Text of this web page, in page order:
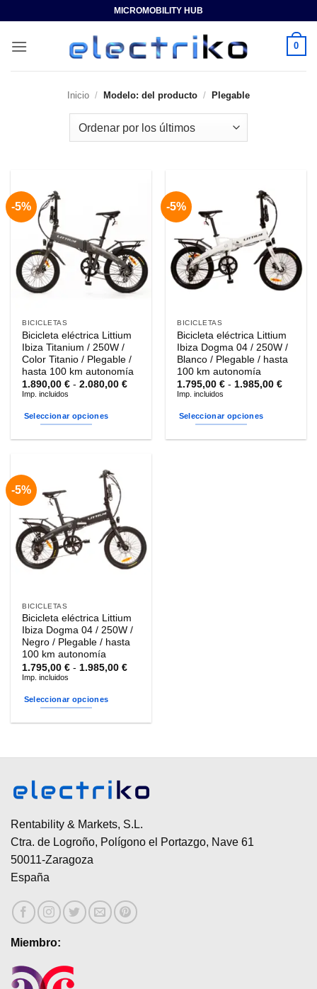
contenido
MICROMOBILITY HUB
0
Inicio / Modelo: del producto / Plegable
-5%
BICICLETAS
Bicicleta eléctrica Littium
Ibiza Titanium / 250W /
Color Titanio / Plegable /
hasta 100 km autonomía
1.890,00€ - 2.080,00€Rango
2.080,00 €
Imp. incluidos
Seleccionar opciones
múltiples
variantes.
Las
opciones
se
pueden
elegir
página
de
producto
-5%
BICICLETAS
Bicicleta eléctrica Littium
Ibiza Dogma 04 / 250W /
Blanco / Plegable / hasta
100 km autonomía
1.795,00€ - 1.985,00€Rango
Imp. incluidos
Seleccionar opciones
-5%
BICICLETAS
Bicicleta eléctrica Littium
Ibiza Dogma 04 / 250W /
Negro / Plegable / hasta
100 km autonomía
1.795,00€ - 1.985,00€Rango
1.985,00 €
Imp. incluidos
Seleccionar opciones
múltiples
Las
se
elegir
en
la
de
producto
Rentability & Markets, S.L.
Ctra. de Logroño, Polígono el Portazgo, Nave 61
50011-Zaragoza
España
Miembro: